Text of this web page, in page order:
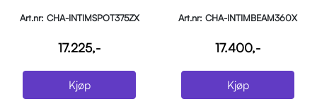
Art.nr: CHA-INTIMSPOT375ZX
17.225,-
Kjøp
Art.nr: CHA-INTIMBEAM360X
17.400,-
Kjøp